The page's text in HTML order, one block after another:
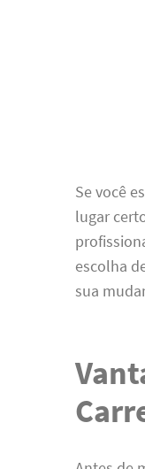
Se você
lugar
escolha
sua